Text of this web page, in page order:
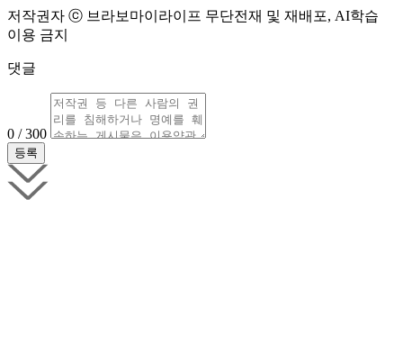
저작권자 ⓒ 브라보마이라이프 무단전재 및 재배포, AI학습
이용 금지
댓글
0 / 300